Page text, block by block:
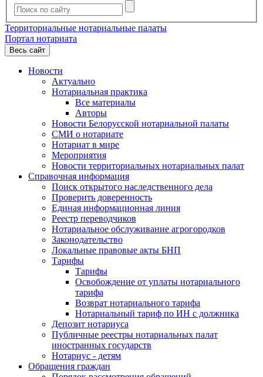
Территориальные нотариальные палаты
Портал нотариата
Весь сайт
Новости
Актуально
Нотариальная практика
Все материалы
Авторы
Новости Белорусской нотариальной палаты
СМИ о нотариате
Нотариат в мире
Мероприятия
Новости территориальных нотариальных палат
Справочная информация
Поиск открытого наследственного дела
Проверить доверенность
Единая информационная линия
Реестр переводчиков
Нотариальное обслуживание агрогородков
Законодательство
Локальные правовые акты БНП
Тарифы
Тарифы
Освобождение от уплаты нотариального
тарифа
Возврат нотариального тарифа
Нотариальный тариф по ИН с должника
Депозит нотариуса
Публичные реестры нотариальных палат
иностранных государств
Нотариус - детям
Обращения граждан